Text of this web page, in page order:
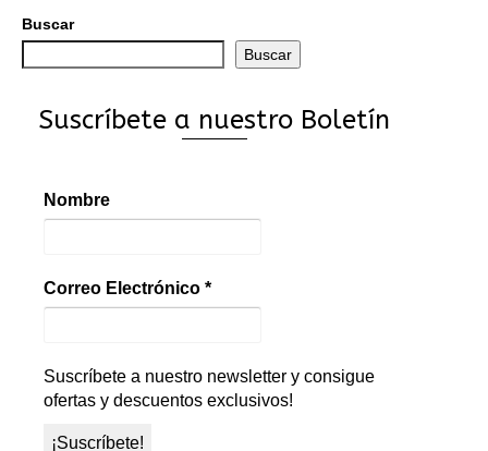
Buscar
Buscar
Suscríbete a nuestro Boletín
Nombre
Correo Electrónico *
Suscríbete a nuestro newsletter y consigue
ofertas y descuentos exclusivos!